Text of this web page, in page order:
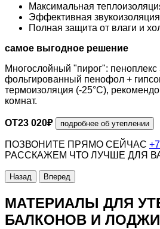
Максимальная
Эффективная звукоизоляция
Полная защита от влаги и
самое выгодное решение
Многослойный "пирог": пеноплекс
фольгированный пенофол +
термоизоляция (-25°C),
комнат.
ОТ23 020₽ подробнее об утеплении
ПОЗВОНИТЕ ПРЯМО СЕЙЧАС
РАССКАЖЕМ ЧТО ЛУЧШЕ ДЛЯ
Назад Вперед
МАТЕРИАЛЫ ДЛЯ
БАЛКОНОВ И